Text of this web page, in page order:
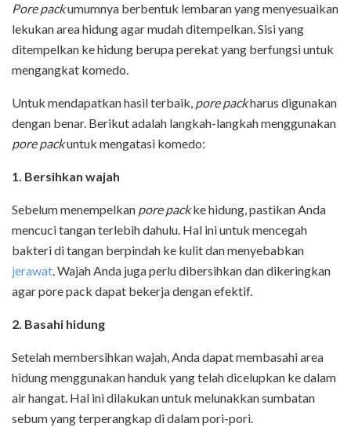
Pore packumumnya berbentuk lembaran yang menyesuaikan
lekukan area hidung agar mudah ditempelkan. Sisi yang
ditempelkan ke hidung berupa perekat yang berfungsi untuk
mengangkat komedo.
Untuk mendapatkan hasil terbaik, pore packharus digunakan
dengan benar. Berikut adalah langkah-langkah menggunakan
pore packuntuk mengatasi komedo:
1. Bersihkan wajah
Sebelum menempelkan pore packke hidung, pastikan Anda
mencuci tangan terlebih dahulu. Hal ini untuk mencegah
bakteri di tangan berpindah ke kulit dan menyebabkan
jerawat. Wajah Anda juga perlu dibersihkan dan dikeringkan
agar pore pack dapat bekerja dengan efektif.
2. Basahi hidung
Setelah membersihkan wajah, Anda dapat membasahi area
hidung menggunakan handuk yang telah dicelupkan ke dalam
air hangat. Hal ini dilakukan untuk melunakkan sumbatan
sebum yang terperangkap di dalam pori-pori.